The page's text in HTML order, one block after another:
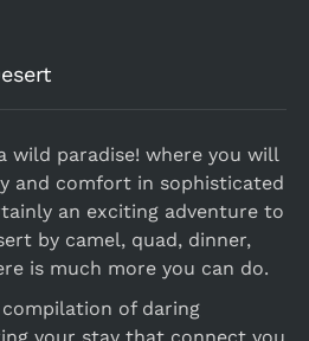
wild paradise! where you will
and comfort in sophisticated
an exciting adventure to
by camel, quad, dinner,
is much more you can do.
compilation of daring